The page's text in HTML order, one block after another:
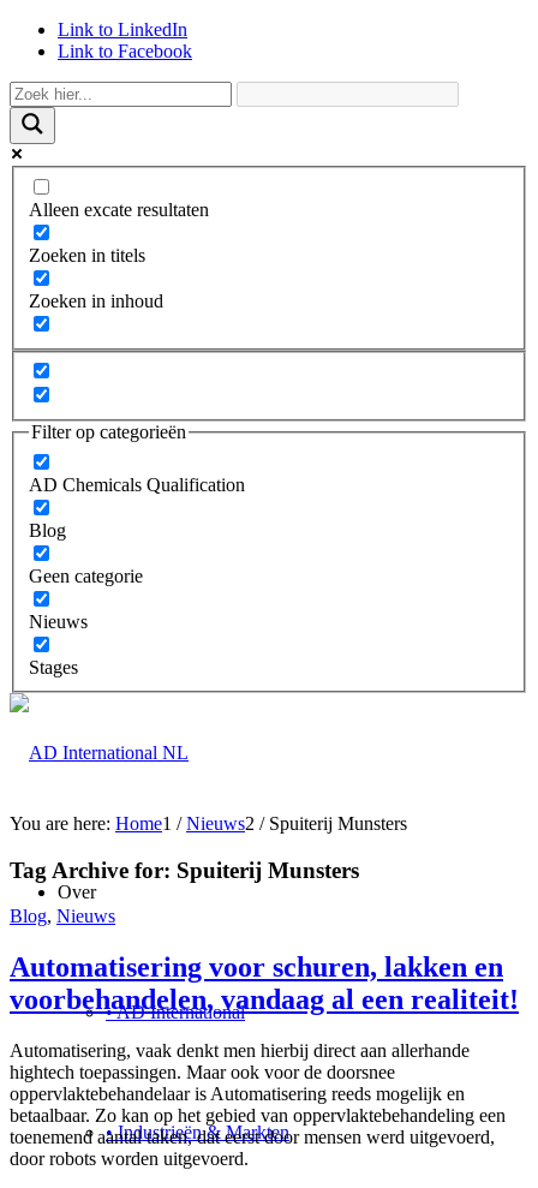
Link to LinkedIn
Link to Facebook
Alleen excate resultaten
Zoeken in titels
Zoeken in inhoud
Filter op categorieën
AD Chemicals Qualification
Blog
Geen categorie
Nieuws
Stages
Over
• AD International
• Industrieën & Markten
You are here: Home1 / Nieuws2 / Spuiterij Munsters
Tag Archive for: Spuiterij Munsters
Blog, Nieuws
Automatisering voor schuren, lakken en
voorbehandelen, vandaag al een realiteit!
Automatisering, vaak denkt men hierbij direct aan allerhande
hightech toepassingen. Maar ook voor de doorsnee
oppervlaktebehandelaar is Automatisering reeds mogelijk en
betaalbaar. Zo kan op het gebied van oppervlaktebehandeling een
toenemend aantal taken, dat eerst door mensen werd uitgevoerd,
door robots worden uitgevoerd.